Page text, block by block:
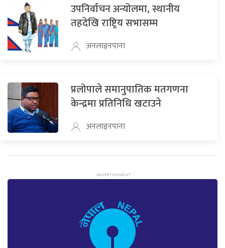
उपनिर्वाचन अन्योलमा, स्थानीय
तहदेखि राष्ट्रिय सभासम्म
अनलाइनपाना
प्रलोपाले समानुपातिक मतगणना
केन्द्रमा प्रतिनिधि खटाउने
अनलाइनपाना